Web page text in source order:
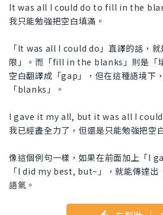
It was all I could do to fill in the
我只能勉強把空白填滿。
「It was all I could do」直譯的話，
限」。而「fill in the blanks」則是「
空白翻譯成「gap」，但在這種語境下
「blanks」。
I gave it my all, but it was all I
我已經盡全力了，但還是只能勉強把空
像這個例句一樣，如果在前面加上「I
「I did my best, but~」，就能傳達出
語氣。